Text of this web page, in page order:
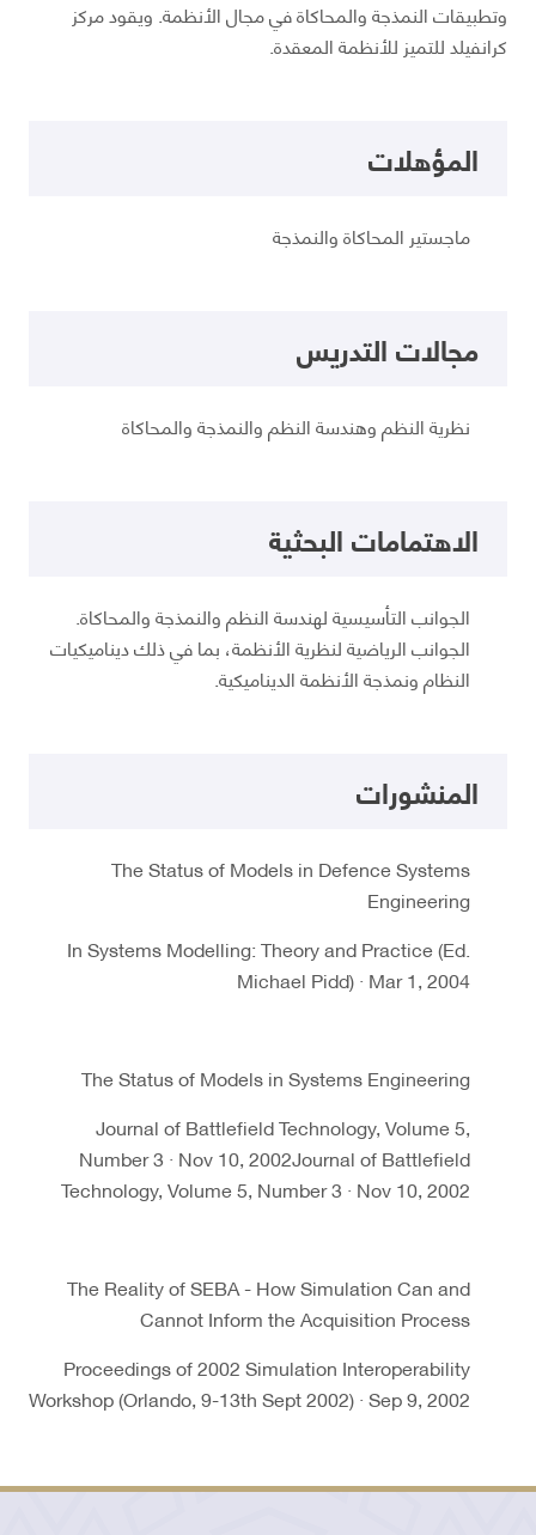
وتطبيقات النمذجة والمحاكاة في مجال الأنظمة. ويقود مركز
كرانفيلد للتميز للأنظمة المعقدة.
المؤهلات
ماجستير المحاكاة والنمذجة
مجالات التدريس
نظرية النظم وهندسة النظم والنمذجة والمحاكاة
الاهتمامات البحثية
الجوانب التأسيسية لهندسة النظم والنمذجة والمحاكاة.
الجوانب الرياضية لنظرية الأنظمة، بما في ذلك ديناميكيات
النظام ونمذجة الأنظمة الديناميكية.
المنشورات
The Status of Models in Defence Systems
Engineering
In Systems Modelling: Theory and Practice (Ed.
Michael Pidd) · Mar 1, 2004
The Status of Models in Systems Engineering
Journal of Battlefield Technology, Volume 5,
Number 3 · Nov 10, 2002Journal of Battlefield
Technology, Volume 5, Number 3 · Nov 10, 2002
The Reality of SEBA - How Simulation Can and
Cannot Inform the Acquisition Process
Proceedings of 2002 Simulation Interoperability
Workshop (Orlando, 9-13th Sept 2002) · Sep 9, 2002